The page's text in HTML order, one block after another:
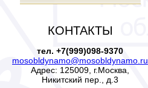
КОНТАКТЫ
тел. +7(999)098-9370
mosobldynamo@mosobldynamo.ru
Адрес: 125009, г.Москва,
Никитский пер., д.3